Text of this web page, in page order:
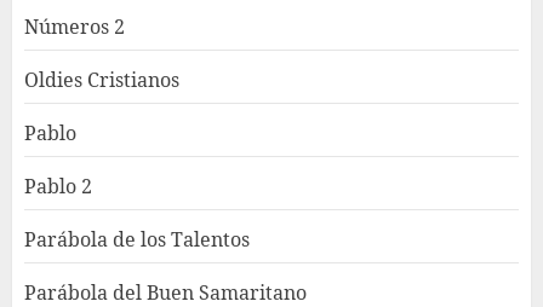
Números 2
Oldies Cristianos
Pablo
Pablo 2
Parábola de los Talentos
Parábola del Buen Samaritano